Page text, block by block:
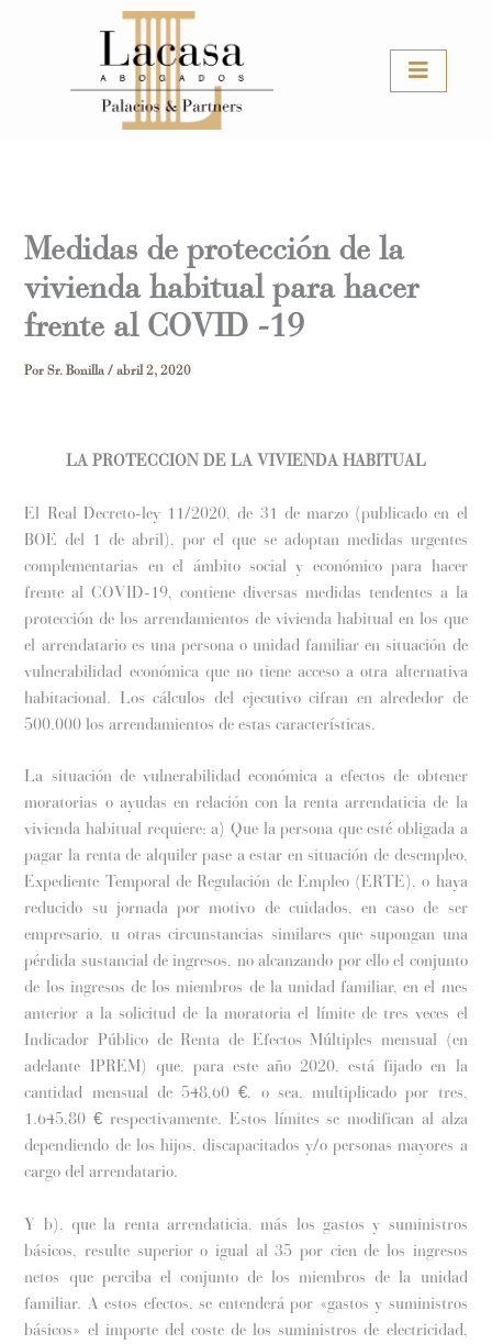
Medidas de protección de la
vivienda habitual para hacer
frente al COVID -19
PorSr. Bonilla/abril 2, 2020
LA PROTECCION DE LA VIVIENDA HABITUAL
El Real Decreto-ley 11/2020, de 31 de marzo (publicado en el
BOE del 1 de abril), por el que se adoptan medidas urgentes
complementarias en el ámbito social y económico para hacer
frente al COVID-19, contiene diversas medidas tendentes a la
protección de los arrendamientos de vivienda habitual en los que
el arrendatario es una persona o unidad familiar en situación de
vulnerabilidad económica que no tiene acceso a otra alternativa
habitacional. Los cálculos del ejecutivo cifran en alrededor de
500.000 los arrendamientos de estas características.
La situación de vulnerabilidad económica a efectos de obtener
moratorias o ayudas en relación con la renta arrendaticia de la
vivienda habitual requiere: a) Que la persona que esté obligada a
pagar la renta de alquiler pase a estar en situación de desempleo,
Expediente Temporal de Regulación de Empleo (ERTE), o haya
reducido su jornada por motivo de cuidados, en caso de ser
empresario, u otras circunstancias similares que supongan una
pérdida sustancial de ingresos, no alcanzando por ello el conjunto
de los ingresos de los miembros de la unidad familiar, en el mes
anterior a la solicitud de la moratoria el límite de tres veces el
Indicador Público de Renta de Efectos Múltiples mensual (en
adelante IPREM) que, para este año 2020, está fijado en la
cantidad mensual de 548,60 €, o sea, multiplicado por tres,
1.645,80 € respectivamente. Estos límites se modifican al alza
dependiendo de los hijos, discapacitados y/o personas mayores a
cargo del arrendatario.
Y b), que la renta arrendaticia, más los gastos y suministros
básicos, resulte superior o igual al 35 por cien de los ingresos
netos que perciba el conjunto de los miembros de la unidad
familiar. A estos efectos, se entenderá por «gastos y suministros
básicos» el importe del coste de los suministros de electricidad,